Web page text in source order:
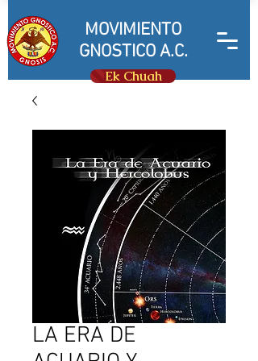
MOVIMIENTO
GNOSTICO A.C.
Ek Chuah
LA ERA DE